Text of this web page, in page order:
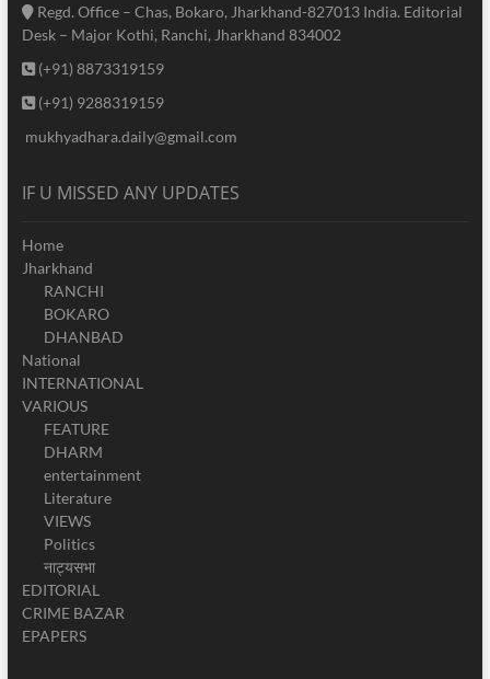
Regd. Office – Chas, Bokaro, Jharkhand-827013 India. Editorial
Desk – Major Kothi, Ranchi, Jharkhand 834002
(+91) 8873319159
(+91) 9288319159
mukhyadhara.daily@gmail.com
IF U MISSED ANY UPDATES
Home
Jharkhand
RANCHI
BOKARO
DHANBAD
National
INTERNATIONAL
VARIOUS
FEATURE
DHARM
entertainment
Literature
VIEWS
Politics
नाट्यसभा
EDITORIAL
CRIME BAZAR
EPAPERS